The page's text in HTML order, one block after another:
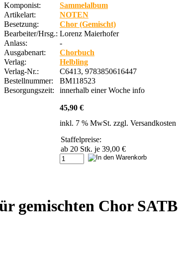
Komponist:
Sammelalbum
Artikelart:
NOTEN
Besetzung:
Chor (Gemischt)
Bearbeiter/Hrsg.: Lorenz Maierhofer
Anlass:
-
Ausgabenart:
Chorbuch
Verlag:
Helbling
Verlag-Nr.:
C6413, 9783850616447
Bestellnummer:
BM118523
Besorgungszeit:
innerhalb einer Woche info
45,90 €
inkl. 7 % MwSt. zzgl. Versandkosten
Staffelpreise:
ab 20 Stk. je 39,00 €
gemischten Chor SATB